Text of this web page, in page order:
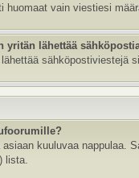
huomaat vain viestiesi
yritän lähettää
sähköpostiviestejä
kuuluvaa nappulaa.
) lista.